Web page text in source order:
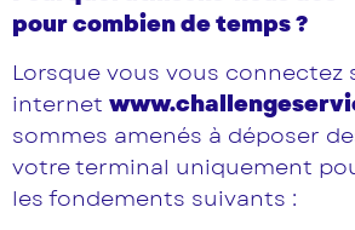
pour combien de temps ?
Lorsque vous vous
internet
sommes amenés à déposer
votre terminal uniquement
les fondements suivants :